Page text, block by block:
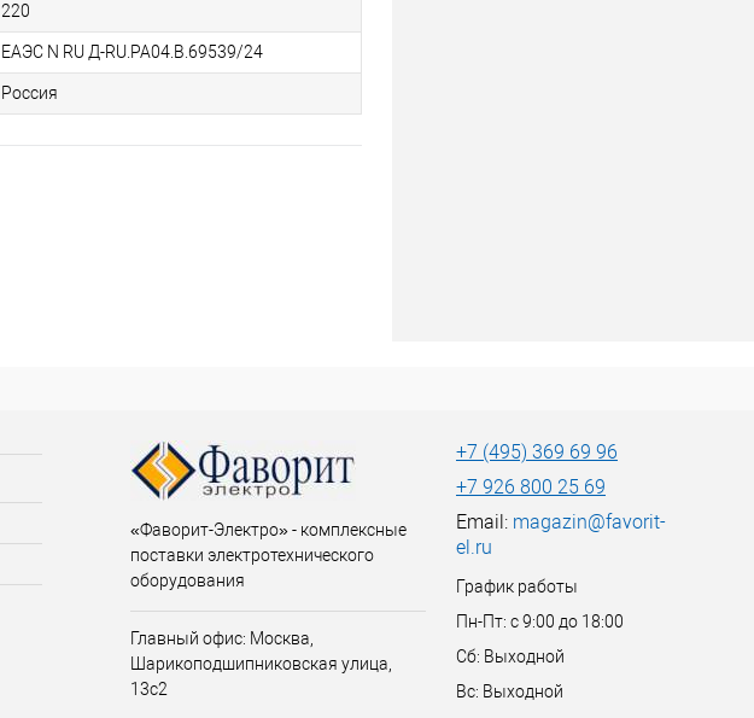
220
ЕАЭС N RU Д-RU.РА04.В.69539/24
Россия
«Фаворит-Электро» - комплексные
поставки электротехнического
оборудования
Главный офис: Москва,
Шарикоподшипниковская улица,
13с2
+7 (495) 369 69 96
+7 926 800 25 69
Email: magazin@favorit-
el.ru
График работы
Пн-Пт: с 9:00 до 18:00
Сб: Выходной
Вс: Выходной